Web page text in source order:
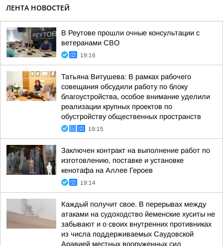
ЛЕНТА НОВОСТЕЙ
В Реутове прошли очные консультации с
ветеранами СВО
19:16
Татьяна Витушева: В рамках рабочего
совещания обсудили работу по блоку
благоустройства, особое внимание уделили
реализации крупных проектов по
обустройству общественных пространств
19:15
Заключен контракт на выполнение работ по
изготовлению, поставке и установке
кенотафа на Аллее Героев
19:14
Каждый получит свое. В перерывах между
атаками на судоходство йеменские хуситы не
забывают и о своих внутренних противниках
из числа поддерживаемых Саудовской
Аравией местных вооруженных сил